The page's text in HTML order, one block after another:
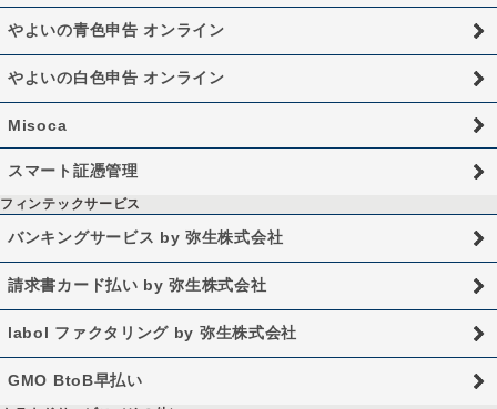
やよいの青色申告 オンライン
やよいの白色申告 オンライン
Misoca
スマート証憑管理
フィンテックサービス
バンキングサービス by 弥生株式会社
請求書カード払い by 弥生株式会社
labol ファクタリング by 弥生株式会社
GMO BtoB早払い